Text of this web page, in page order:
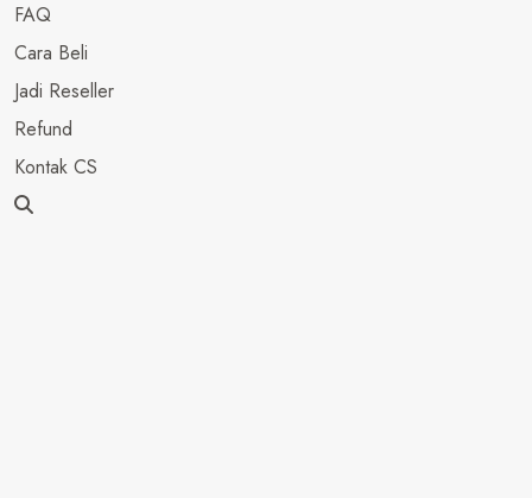
FAQ
Cara Beli
Jadi Reseller
Refund
Kontak CS